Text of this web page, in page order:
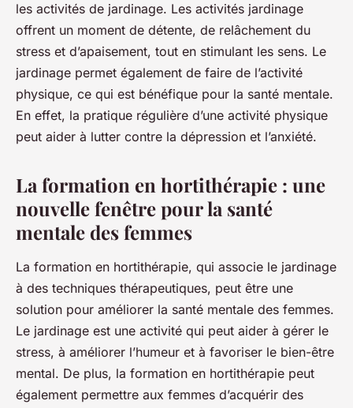
les activités de jardinage. Les activités jardinage
offrent un moment de détente, de relâchement du
stress et d’apaisement, tout en stimulant les sens. Le
jardinage permet également de faire de l’activité
physique, ce qui est bénéfique pour la santé mentale.
En effet, la pratique régulière d’une activité physique
peut aider à lutter contre la dépression et l’anxiété.
La formation en hortithérapie : une
nouvelle fenêtre pour la santé
mentale des femmes
La formation en hortithérapie, qui associe le jardinage
à des techniques thérapeutiques, peut être une
solution pour améliorer la santé mentale des femmes.
Le jardinage est une activité qui peut aider à gérer le
stress, à améliorer l’humeur et à favoriser le bien-être
mental. De plus, la formation en hortithérapie peut
également permettre aux femmes d’acquérir des